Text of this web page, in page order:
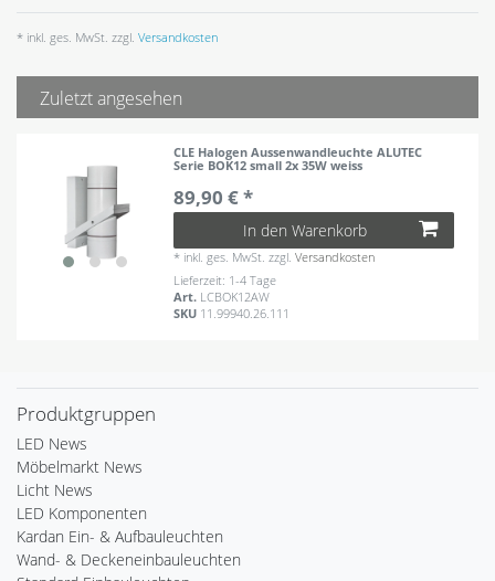
* inkl. ges. MwSt. zzgl. Versandkosten
Zuletzt angesehen
CLE Halogen Aussenwandleuchte ALUTEC
Serie BOK12 small 2x 35W weiss
89,90 € *
In den Warenkorb
* inkl. ges. MwSt. zzgl.Versandkosten
Lieferzeit: 1-4 Tage
Art. LCBOK12AW
SKU 11.99940.26.111
Produktgruppen
LED News
Möbelmarkt News
Licht News
LED Komponenten
Kardan Ein- & Aufbauleuchten
Wand- & Deckeneinbauleuchten